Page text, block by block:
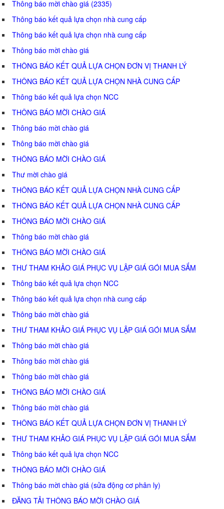
Thông báo mời chào giá (2335)
Thông báo kết quả lựa chọn nhà cung cấp
Thông báo kết quả lựa chọn nhà cung cấp
Thông báo mời chào giá
THÔNG BÁO KẾT QUẢ LỰA CHỌN ĐƠN VỊ THANH LÝ
THÔNG BÁO KẾT QUẢ LỰA CHỌN NHÀ CUNG CẤP
Thông báo kết quả lựa chọn NCC
THÔNG BÁO MỜI CHÀO GIÁ
Thông báo mời chào giá
Thông báo mời chào giá
THÔNG BÁO MỜI CHÀO GIÁ
Thư mời chào giá
THÔNG BÁO KẾT QUẢ LỰA CHỌN NHÀ CUNG CẤP
THÔNG BÁO KẾT QUẢ LỰA CHỌN NHÀ CUNG CẤP
THÔNG BÁO MỜI CHÀO GIÁ
Thông báo mời chào giá
THÔNG BÁO MỜI CHÀO GIÁ
THƯ THAM KHẢO GIÁ PHỤC VỤ LẬP GIÁ GÓI MUA SẮM
Thông báo kết quả lựa chọn NCC
Thông báo kết quả lựa chọn nhà cung cấp
Thông báo mời chào giá
THƯ THAM KHẢO GIÁ PHỤC VỤ LẬP GIÁ GÓI MUA SẮM
Thông báo mời chào giá
Thông báo mời chào giá
Thông báo mời chào giá
THÔNG BÁO MỜI CHÀO GIÁ
Thông báo mời chào giá
THÔNG BÁO KẾT QUẢ LỰA CHỌN ĐƠN VỊ THANH LÝ
THƯ THAM KHẢO GIÁ PHỤC VỤ LẬP GIÁ GÓI MUA SẮM
Thông báo kết quả lựa chọn NCC
THÔNG BÁO MỜI CHÀO GIÁ
Thông báo mời chào giá (sửa động cơ phân ly)
ĐĂNG TẢI THÔNG BÁO MỜI CHÀO GIÁ